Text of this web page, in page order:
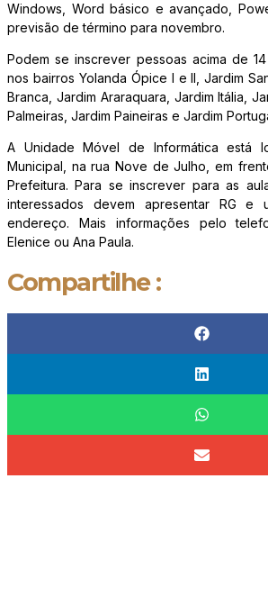
Windows, Word básico e avançado,
previsão de término para novembro.
Podem se inscrever pessoas acima de
nos bairros Yolanda Ópice I e II, Jardim
Branca, Jardim Araraquara, Jardim Itália,
Palmeiras, Jardim Paineiras e Jardim
A Unidade Móvel de Informática está
Municipal, na rua Nove de Julho, em
Prefeitura. Para se inscrever para as
interessados devem apresentar RG e
endereço. Mais informações pelo
Elenice ou Ana Paula.
Compartilhe :